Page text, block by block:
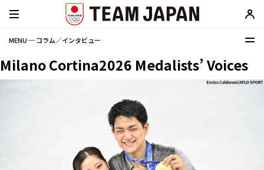
MENU ─ コラム／インタビュー
Milano Cortina2026 Medalists’ Voices